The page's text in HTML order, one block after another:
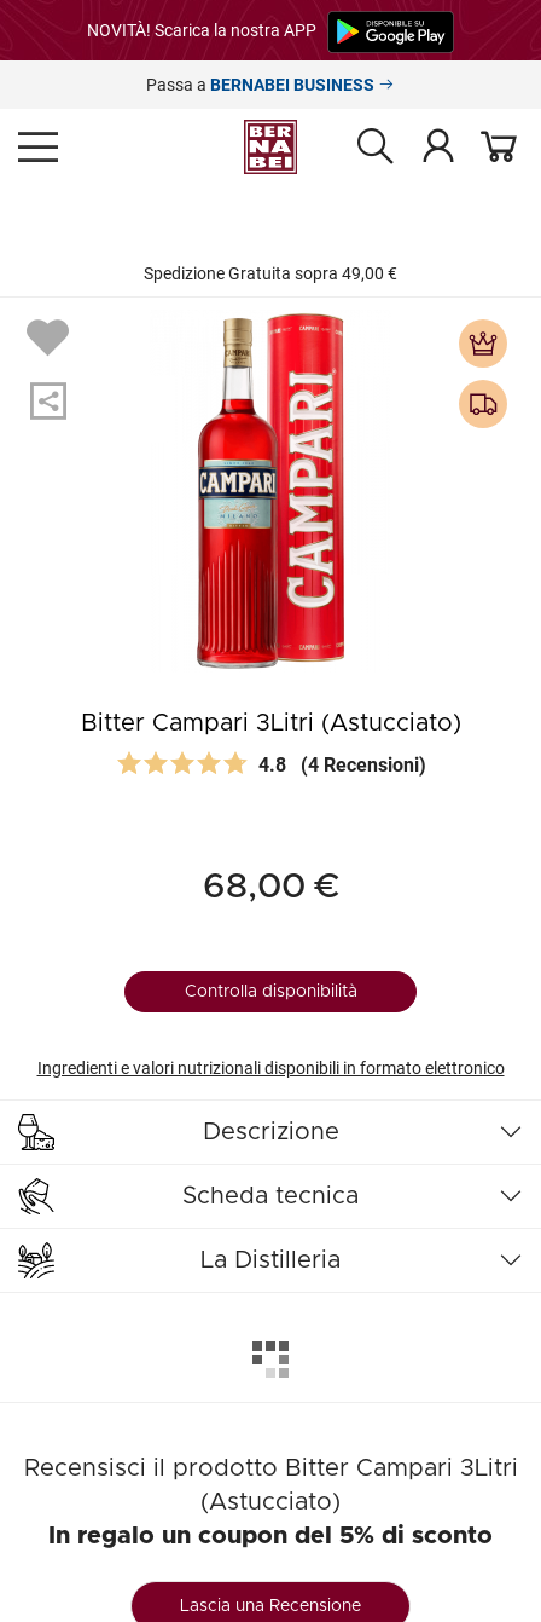
NOVITÀ! Scarica la nostra APP
Passa a BERNABEI BUSINESS
Spedizione Gratuita sopra 49,00 €
Bitter Campari 3Litri (Astucciato)
4.8 (4 Recensioni)
68,00 €
Controlla disponibilità
Ingredienti e valori nutrizionali disponibili in formato elettronico
Descrizione
Scheda tecnica
La Distilleria
Recensisci il prodotto Bitter Campari 3Litri
(Astucciato)
In regalo un coupon del 5% di sconto
Lascia una Recensione